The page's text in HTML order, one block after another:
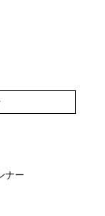
ナー